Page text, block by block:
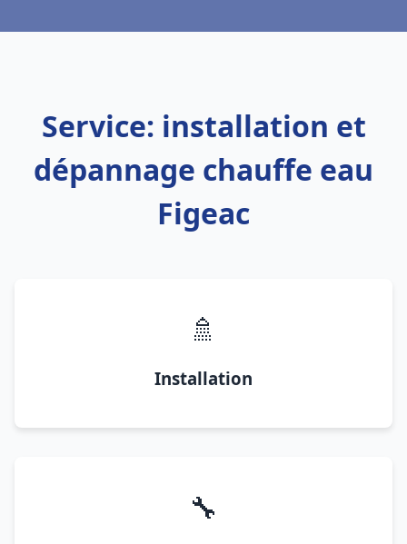
Service: installation et
dépannage chauffe eau
Figeac
🚿
Installation
🔧